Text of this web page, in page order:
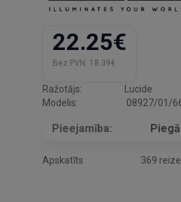
22.25€
Bez PVN: 18.39€
Ražotājs:
Lucide
Modelis:
08927/01/
Pieejamība:
Apskatīts 369